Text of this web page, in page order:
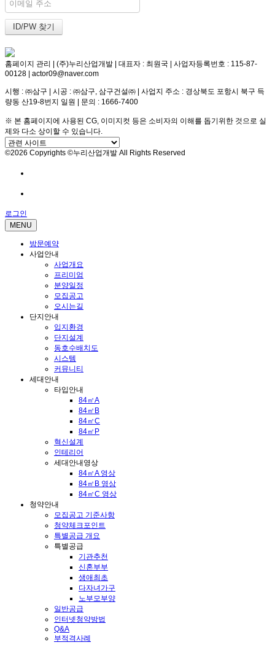
홈페이지 관리 | (주)누리산업개발 | 대표자 : 최원국 | 사업자등록번호 : 115-87-
00128 | actor09@naver.com
시행 : ㈜삼구 | 시공 : ㈜삼구, 삼구건설㈜ | 사업지 주소 : 경상북도 포항시 북구 득
량동 산19-8번지 일원 | 문의 : 1666-7400
※ 본 홈페이지에 사용된 CG, 이미지컷 등은 소비자의 이해를 돕기위한 것으로 실
제와 다소 상이할 수 있습니다.
©2026 Copyrights ©누리산업개발 All Rights Reserved
로그인
MENU
방문예약
사업안내
사업개요
프리미엄
분양일정
모집공고
오시는길
단지안내
입지환경
단지설계
동호수배치도
시스템
커뮤니티
세대안내
타입안내
84㎡A
84㎡B
84㎡C
84㎡P
혁신설계
인테리어
세대안내영상
84㎡A 영상
84㎡B 영상
84㎡C 영상
청약안내
모집공고 기준사항
청약체크포인트
특별공급 개요
특별공급
기관추천
신혼부부
생애최초
다자녀가구
노부모부양
일반공급
인터넷청약방법
Q&A
부적격사례